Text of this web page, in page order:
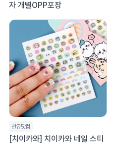
자 개별OPP포장
천유닷컴
[치이카와] 치이카와 네일 스티